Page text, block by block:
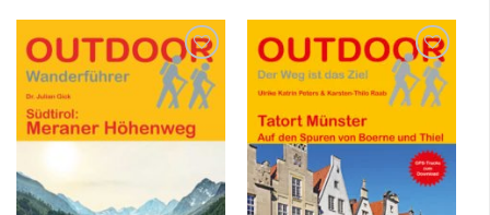
Zu
Wunschliste
hinzufügen
Zu
Wunschliste
hinzufügen